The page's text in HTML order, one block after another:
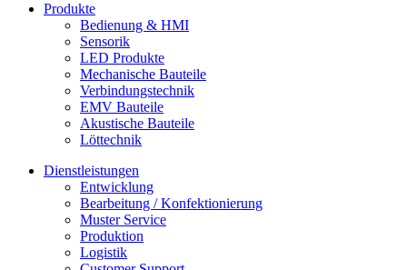
Produkte
Bedienung & HMI
Sensorik
LED Produkte
Mechanische Bauteile
Verbindungstechnik
EMV Bauteile
Akustische Bauteile
Löttechnik
Dienstleistungen
Entwicklung
Bearbeitung / Konfektionierung
Muster Service
Produktion
Logistik